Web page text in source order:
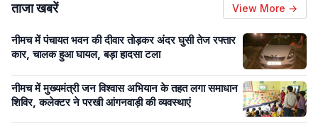
ताजा खबरें View More →
नीमच में पंचायत भवन की दीवार तोड़कर अंदर घुसी तेज रफ्तार
कार, चालक हुआ घायल, बड़ा हादसा टला
नीमच में मुख्यमंत्री जन विश्वास अभियान के तहत लगा समाधान
शिविर, कलेक्टर ने परखी आंगनवाड़ी की व्यवस्थाएं